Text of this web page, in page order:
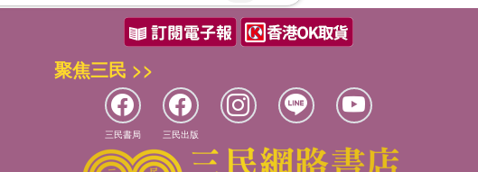
聚焦三民 >>
三民書局 三民出版